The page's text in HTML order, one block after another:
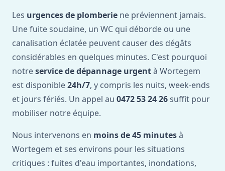
Les urgences de plomberie ne préviennent jamais.
Une fuite soudaine, un WC qui déborde ou une
canalisation éclatée peuvent causer des dégâts
considérables en quelques minutes. C'est pourquoi
notreservice de dépannage urgentà Wortegem
est disponible24h/7, y compris les nuits, week-ends
et jours fériés. Un appel au 0472 53 24 26 suffit pour
mobiliser notre équipe.
Nous intervenons en moins de 45 minutesà
Wortegem et ses environs pour les situations
critiques : fuites d'eau importantes, inondations,